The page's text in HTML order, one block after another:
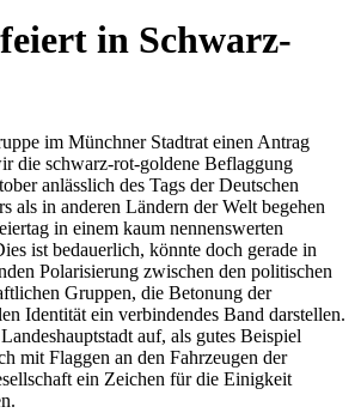
in Schwarz-
im Münchner Stadtrat einen Antrag
die schwarz-rot-goldene Beflaggung
anlässlich des Tags der Deutschen
als in anderen Ländern der Welt begehen
in einem kaum nennenswerten
ist bedauerlich, könnte doch gerade in
Polarisierung zwischen den politischen
Gruppen, die Betonung der
Identität ein verbindendes Band darstellen.
auf, als gutes Beispiel
mit Flaggen an den Fahrzeugen der
ein Zeichen für die Einigkeit